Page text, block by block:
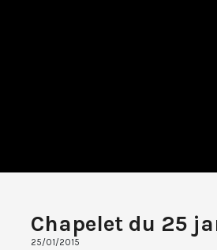
Chapelet du 25
25/01/2015